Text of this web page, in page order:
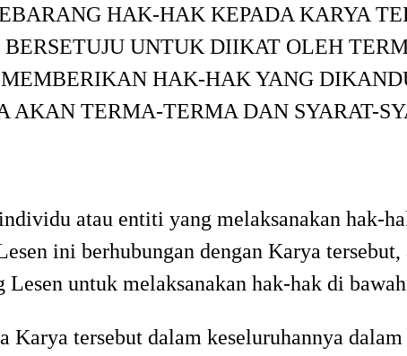
HAK-HAK KEPADA KARYA
UNTUK DIIKAT OLEH
HAK-HAK YANG
AKAN TERMA-TERMA DAN SYARAT-
atau entiti yang melaksanakan hak-
ini berhubungan dengan Karya
Lesen untuk melaksanakan hak-hak di
Karya tersebut dalam keseluruhannya